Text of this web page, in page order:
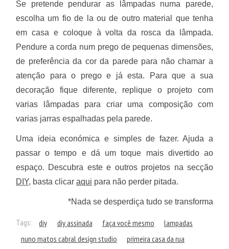
Se pretende pendurar as lâmpadas numa parede,
escolha um fio de la ou de outro material que tenha
em casa e coloque à volta da rosca da lâmpada.
Pendure a corda num prego de pequenas dimensões,
de preferência da cor da parede para não chamar a
atenção para o prego e já esta. Para que a sua
decoração fique diferente, replique o projeto com
varias lâmpadas para criar uma composição com
varias jarras espalhadas pela parede.
Uma ideia económica e simples de fazer. Ajuda a
passar o tempo e dá um toque mais divertido ao
espaço. Descubra este e outros projetos na secção
DIY, basta clicar aqui para não perder pitada.
*Nada se desperdiça tudo se transforma
Tags: diy diy assinada faça você mesmo
lampadas
nuno matos cabral design studio
primeira casa da rua